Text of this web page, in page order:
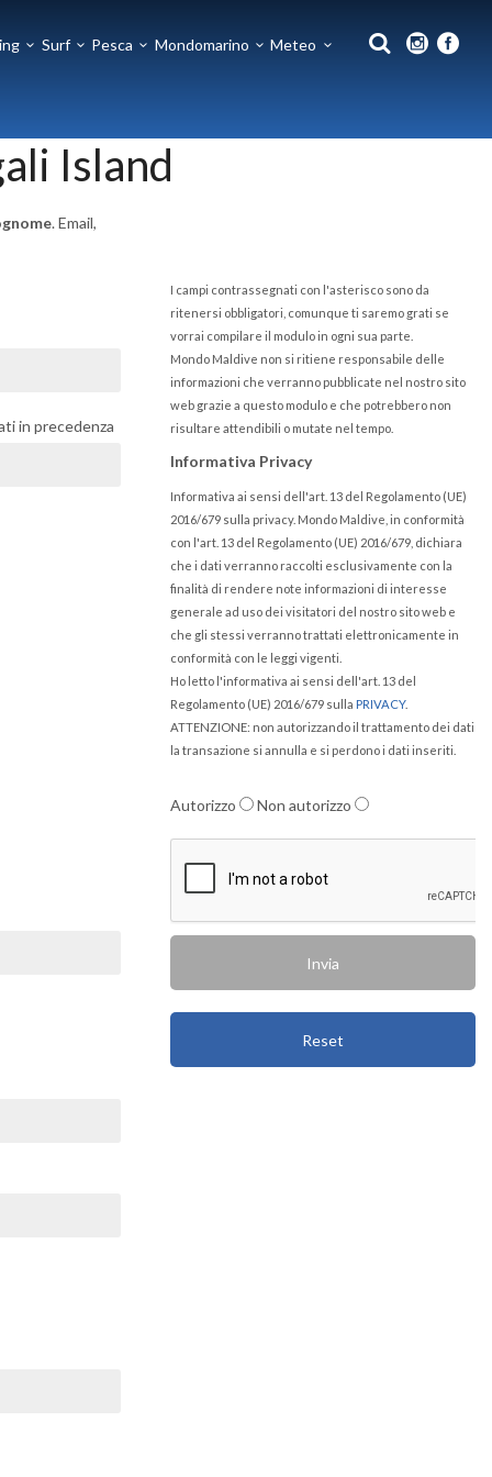
Surf Pesca Mondomarino Meteo
Island
. Email,
in precedenza
I campi contrassegnati con l'asterisco sono da
ritenersi obbligatori, comunque ti saremo grati se
vorrai compilare il modulo in ogni sua parte.
Mondo Maldive non si ritiene responsabile delle
informazioni che verranno pubblicate nel nostro sito
web grazie a questo modulo e che potrebbero non
risultare attendibili o mutate nel tempo.
Informativa Privacy
Informativa ai sensi dell'art. 13 del Regolamento (UE)
2016/679 sulla privacy. Mondo Maldive, in conformità
con l'art. 13 del Regolamento (UE) 2016/679, dichiara
che i dati verranno raccolti esclusivamente con la
finalità di rendere note informazioni di interesse
generale ad uso dei visitatori del nostro sito web e
che gli stessi verranno trattati elettronicamente in
conformità con le leggi vigenti.
Ho letto l'informativa ai sensi dell'art. 13 del
Regolamento (UE) 2016/679 sulla PRIVACY.
ATTENZIONE: non autorizzando il trattamento dei dati
la transazione si annulla e si perdono i dati inseriti.
Autorizzo Non autorizzo